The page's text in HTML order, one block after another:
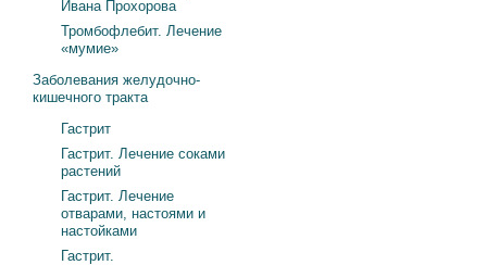
Ивана Прохорова
Тромбофлебит. Лечение
«мумие»
Заболевания желудочно-
кишечного тракта
Гастрит
Гастрит. Лечение соками
растений
Гастрит. Лечение
отварами, настоями и
настойками
Гастрит.